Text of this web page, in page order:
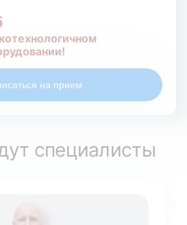
на прием
специалисты